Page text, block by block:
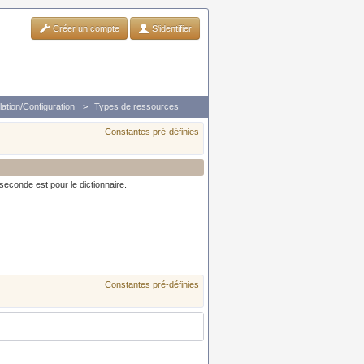
Créer un compte S'identifier
Configuration Types de ressources
Constantes pré-définies
est pour le dictionnaire.
Constantes pré-définies